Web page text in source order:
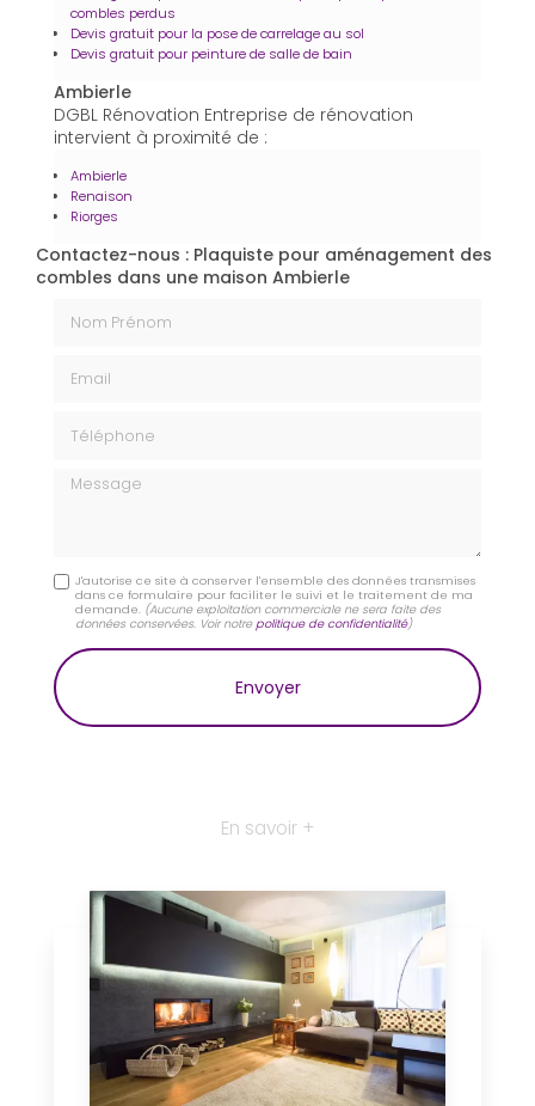
combles perdus
Devis gratuit pour la pose de carrelage au sol
Devis gratuit pour peinture de salle de bain
Ambierle
DGBL Rénovation Entreprise de rénovation
intervient à proximité de :
Ambierle
Renaison
Riorges
Contactez-nous : Plaquiste pour aménagement des
combles dans une maison Ambierle
Message
J'autorise ce site à conserver l'ensemble des données transmises
dans ce formulaire pour faciliter le suivi et le traitement de ma
demande. (Aucune exploitation commerciale ne sera faite des
données conservées. Voir notrepolitique de confidentialité)
En savoir +